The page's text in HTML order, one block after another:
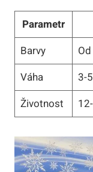
Parametr
Barvy
Váha
3-
Životnost